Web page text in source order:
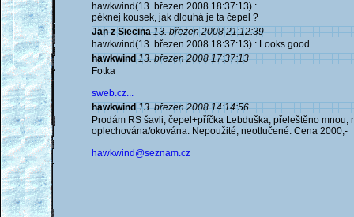
hawkwind(13. březen 2008 18:37:13) :
pěknej kousek, jak dlouhá je ta čepel ?
Jan z Siecina 13. březen 2008 21:12:39
hawkwind(13. březen 2008 18:37:13) : Looks good.
hawkwind 13. březen 2008 17:37:13
Fotka
sweb.cz...
hawkwind 13. březen 2008 14:14:56
Prodám RS šavli, čepel+příčka Lebduška, přeleštěno
oplechována/okována. Nepoužité, neotlučené. Cena 2000,-
hawkwind@seznam.cz